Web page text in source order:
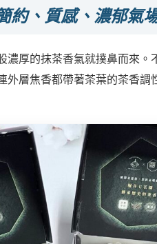
約、質感、濃郁氣
濃厚的抹茶香氣就撲鼻而來
外層焦香都帶著茶葉的茶香調